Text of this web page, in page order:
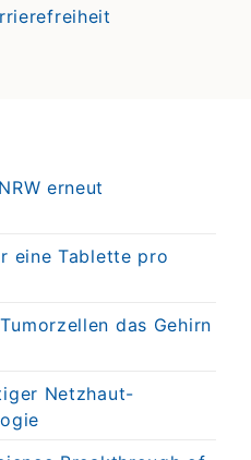
erneut
eine Tablette pro
das Gehirn
Netzhaut-